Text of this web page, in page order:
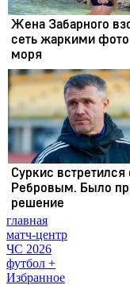
главная
матч-центр
ЧС 2026
футбол +
Избранное